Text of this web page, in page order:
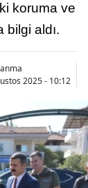
koruma ve
bilgi aldı.
2025 - 10:12